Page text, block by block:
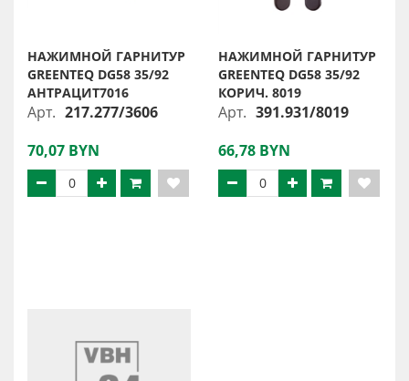
НАЖИМНОЙ ГАРНИТУР
GREENTEQ DG58 35/92
АНТРАЦИТ7016
Арт. 217.277/3606
70,07 BYN
НАЖИМНОЙ ГАРНИТУР
GREENTEQ DG58 35/92
КОРИЧ. 8019
Арт. 391.931/8019
66,78 BYN